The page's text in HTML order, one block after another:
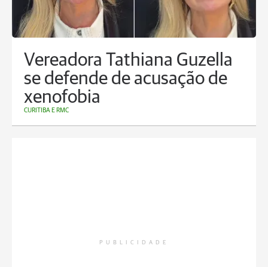
Vereadora Tathiana Guzella
se defende de acusação de
xenofobia
CURITIBA E RMC
PUBLICIDADE